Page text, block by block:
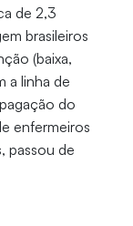
de 2,3
brasileiros
(baixa,
a linha de
do
enfermeiros
passou de